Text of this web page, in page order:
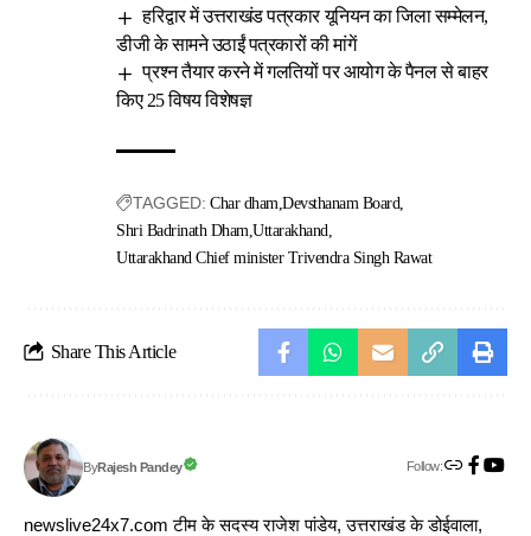
हरिद्वार में उत्तराखंड पत्रकार यूनियन का जिला सम्मेलन,
डीजी के सामने उठाईं पत्रकारों की मांगें
प्रश्न तैयार करने में गलतियों पर आयोग के पैनल से बाहर
किए 25 विषय विशेषज्ञ
TAGGED: Char dham Devsthanam Board
Shri Badrinath Dham Uttarakhand
Uttarakhand Chief minister Trivendra Singh Rawat
Share This Article
ByRajesh Pandey Follow:
newslive24x7.com टीम के सदस्य राजेश पांडेय, उत्तराखंड के डोईवाला,